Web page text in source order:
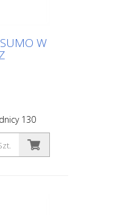
W
130
Z
i
zestawie